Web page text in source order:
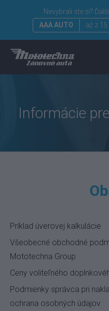
Nevybrali ste si?
AAA AUTO
až z
Informácie pre
Príklad úverovej kalkulácie
Všeobecné obchodné
Mototechna Group
Ceny voliteľného
Podmienky správca pri
ochrana osobných údajov